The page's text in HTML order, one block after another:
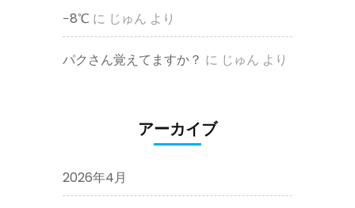
−8℃ に じゅん より
パクさん覚えてますか？ に じゅん より
アーカイブ
2026年4月